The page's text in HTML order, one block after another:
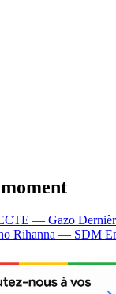
— Gazo
Rihanna — SDM